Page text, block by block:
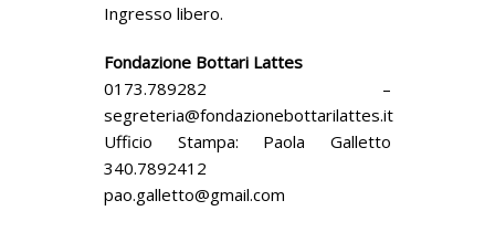
Ingresso libero.
Fondazione Bottari Lattes
0173.789282 –
segreteria@fondazionebottarilattes.it
Ufficio Stampa: Paola Galletto
340.7892412
pao.galletto@gmail.com